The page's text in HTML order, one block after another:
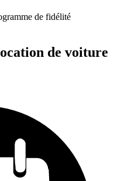
de fidélité
de voiture